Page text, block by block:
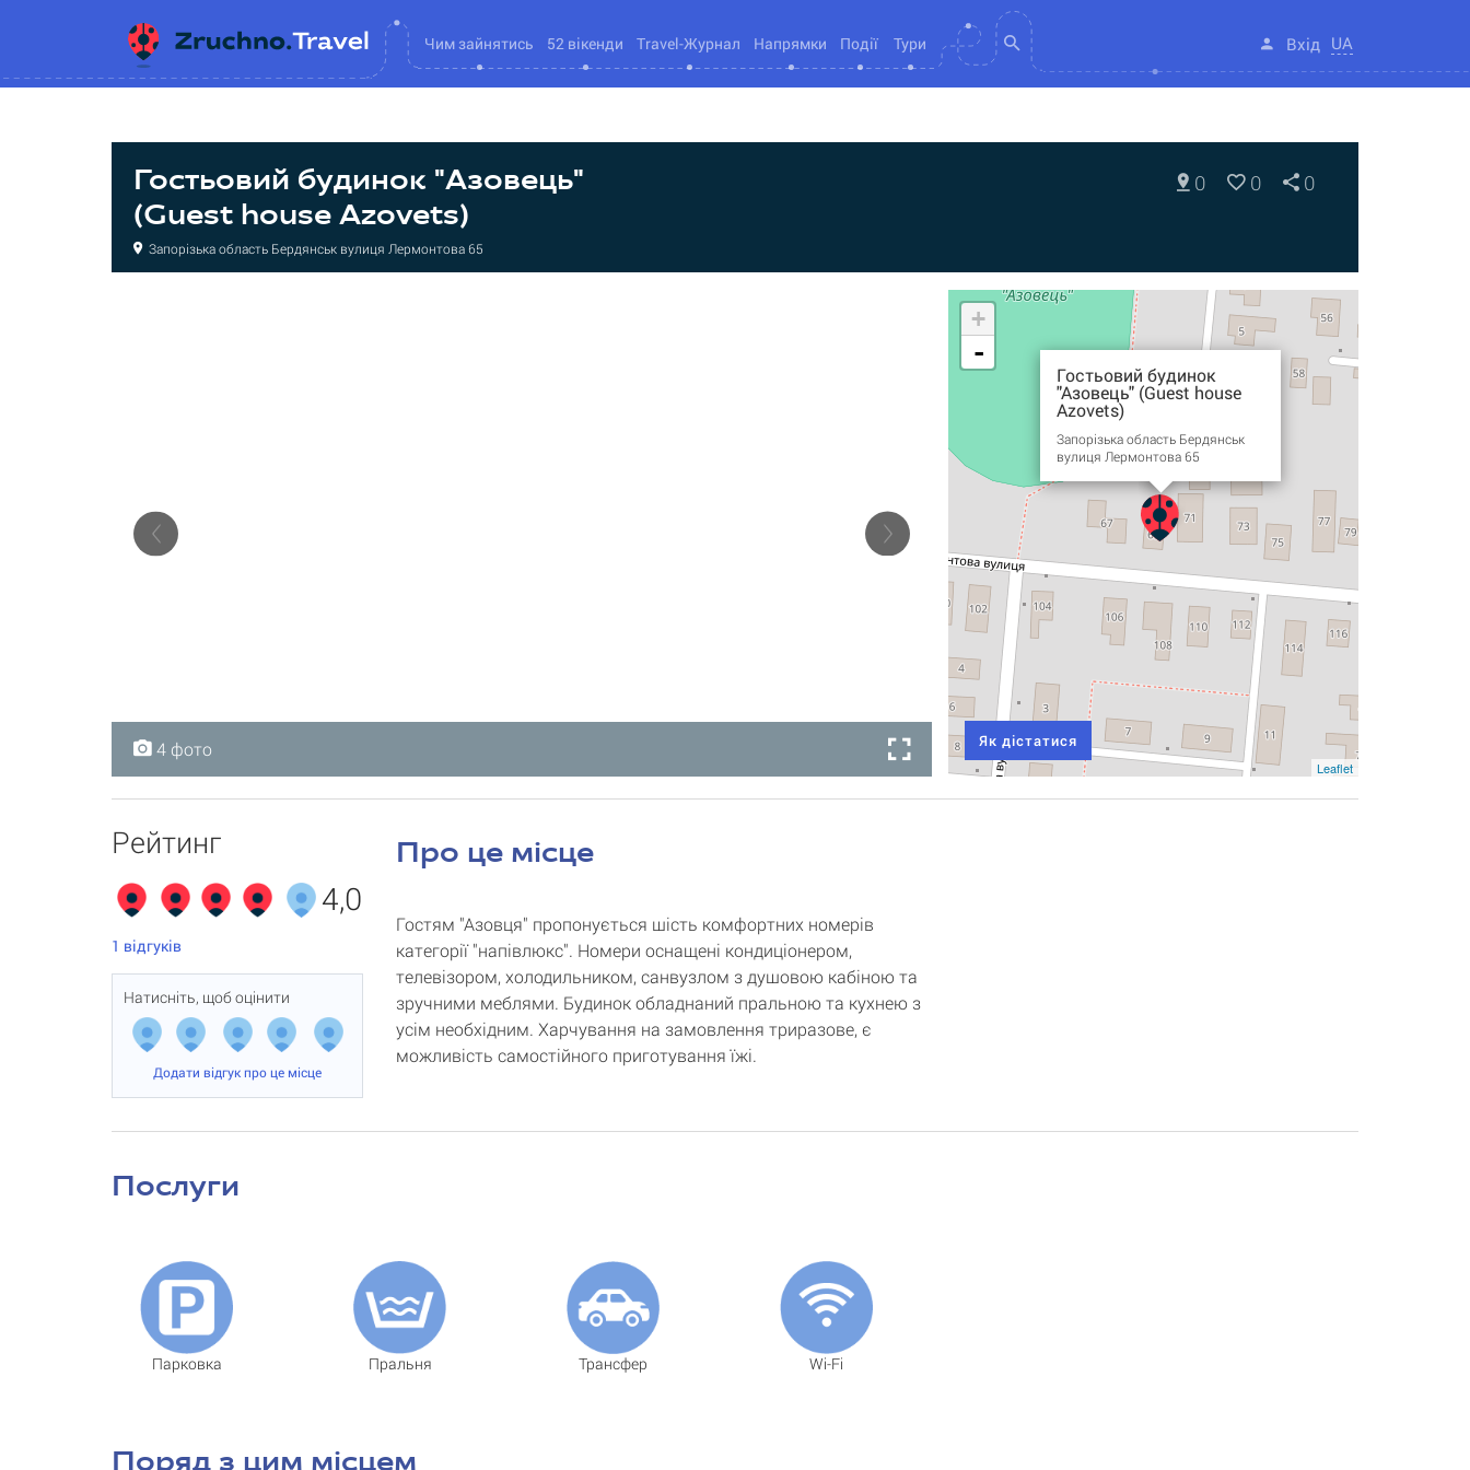
Чим зайнятись 52 вікенди Travel-Журнал Напрямки Події Тури Вхід UA
Гостьовий будинок "Азовець"
(Guest house Azovets)
Запорізька область Бердянськ вулиця Лермонтова 65
0 0 0
4 фото
4 фото
4 фото
4 фото
Гостьовий будинок
"Азовець" (Guest house
Azovets)
Запорізька область Бердянськ
вулиця Лермонтова 65
+
-
Leaflet
Як дістатися
Рейтинг
4,0
1 відгуків
Натисніть, щоб оцінити
Додати відгук про це місце
Про це місце
Гостям "Азовця" пропонується шість комфортних номерів
категорії "напівлюкс". Номери оснащені кондиціонером,
телевізором, холодильником, санвузлом з душовою кабіною та
зручними меблями. Будинок обладнаний пральною та кухнею з
усім необхідним. Харчування на замовлення триразове, є
можливість самостійного приготування їжі.
Послуги
Парковка Пральня Трансфер Wi-Fi
Поряд з цим місцем